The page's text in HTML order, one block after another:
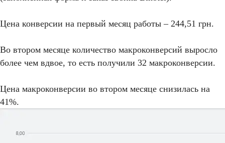
Цена конверсии на первый месяц работы – 244,51 грн.
Во втором месяце количество макроконверсий выросло
более чем вдвое, то есть получили 32 макроконверсии.
Цена макроконверсии во втором месяце снизилась на
41%.